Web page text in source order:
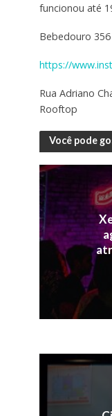
funcionou até
Bebedouro 356
https://
Rua Adriano
Rooftop
Você pode